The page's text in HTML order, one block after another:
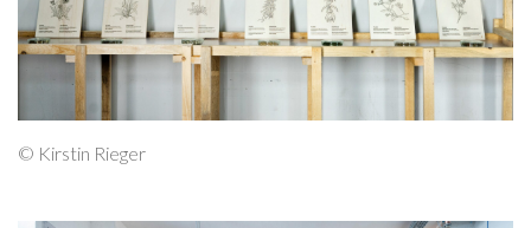
© Kirstin Rieger